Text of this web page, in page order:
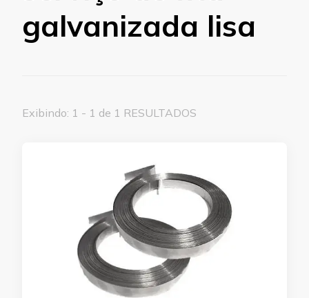
galvanizada lisa
Exibindo: 1 - 1 de 1 RESULTADOS